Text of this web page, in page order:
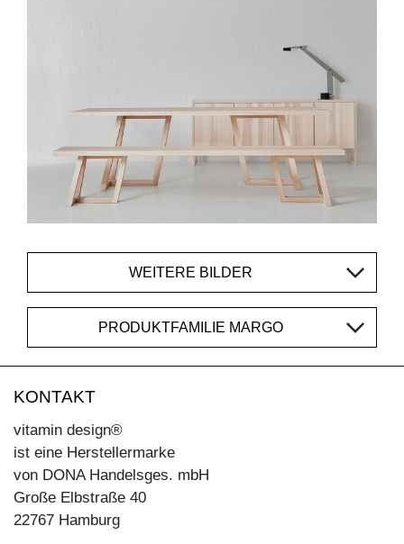
WEITERE BILDER
PRODUKTFAMILIE MARGO
KONTAKT
vitamin design®
ist eine Herstellermarke
von DONA Handelsges. mbH
Große Elbstraße 40
22767 Hamburg